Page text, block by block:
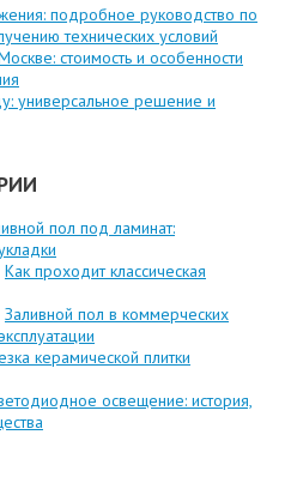
подробное руководство по
технических условий
стоимость и особенности
универсальное решение и
пол под ламинат:
Как проходит классическая
Заливной пол в коммерческих
керамической плитки
освещение: история,